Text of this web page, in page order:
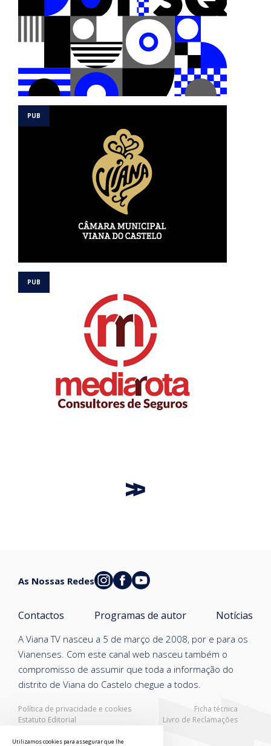
Política de privacidade e cookies
Ficha técnica
Estatuto Editorial
Livro de Reclamações
A Viana TV nasceu a 5 de março de 2008, por e para os
Vianenses. Com este canal web nasceu também o
compromisso de assumir que toda a informação do
distrito de Viana do Castelo chegue a todos.
Contactos Programas de autor Notícias
As Nossas Redes
Utilizamos cookies para assegurar que lhe